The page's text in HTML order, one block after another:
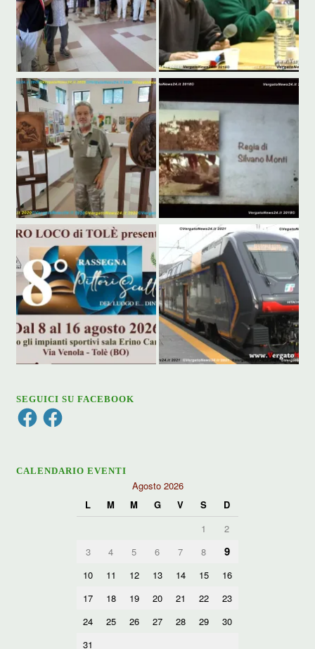
SEGUICI SU FACEBOOK
FacebookFacebook
CALENDARIO EVENTI
Agosto 2026
L
M M G V S
D
1
2
3
4 5 6 7 8 9
10 11 12 13 14 15
16
17
18 19 20 21 22
23
24
25 26 27 28 29
30
31